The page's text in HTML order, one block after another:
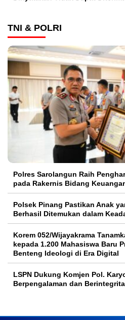
TNI & POLRI
Polres Sarolangun Raih
pada Rakernis Bidang
Polsek Pinang Pastikan Anak
Berhasil Ditemukan dalam
Korem 052/Wijayakrama
kepada 1.200 Mahasiswa Baru
Benteng Ideologi di Era Digital
LSPN Dukung Komjen Pol.
Berpengalaman dan